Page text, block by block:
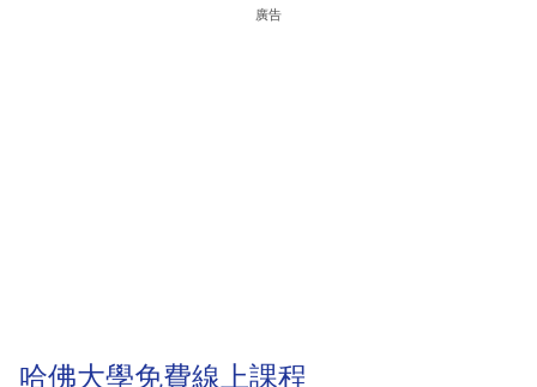
廣告
哈佛大學免費線上課程